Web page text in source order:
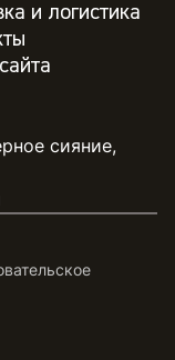
и логистика
сияние,